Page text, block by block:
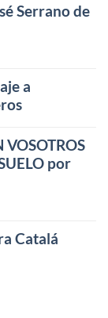
Serrano de
a
por
Catalá